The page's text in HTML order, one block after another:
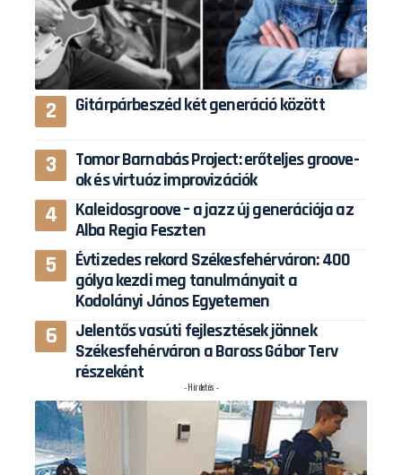
Gitárpárbeszéd két generáció között
Tomor Barnabás Project: erőteljes groove-
ok és virtuóz improvizációk
Kaleidosgroove – a jazz új generációja az
Alba Regia Feszten
Évtizedes rekord Székesfehérváron: 400
gólya kezdi meg tanulmányait a
Kodolányi János Egyetemen
Jelentős vasúti fejlesztések jönnek
Székesfehérváron a Baross Gábor Terv
részeként
- Hirdetés -